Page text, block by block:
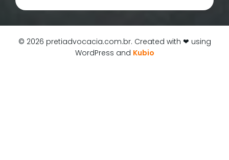
© 2026 pretiadvocacia.com.br. Created with ❤ using
WordPress and Kubio